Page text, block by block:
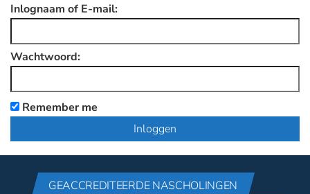
Inlognaam of E-mail:
Wachtwoord:
Remember me
GEACCREDITEERDE NASCHOLINGEN